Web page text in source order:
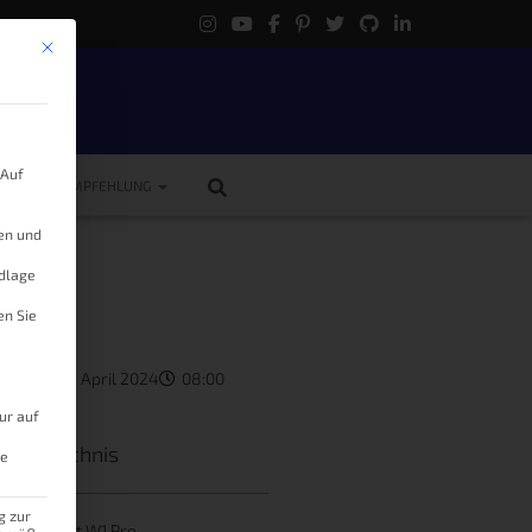
EMPFEHLUNG
20. April 2024 08:00
Mit diesem Button wird der Dialog geschlossen. Seine Funktionalität ist
und
Sie
auf
zur